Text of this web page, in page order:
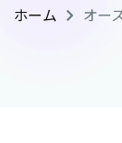
ホーム オー